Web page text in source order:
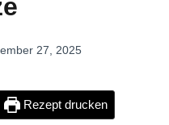
27, 2025
Rezept drucken